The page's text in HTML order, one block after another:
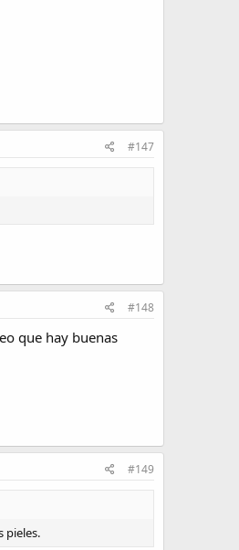
#147
#148
que hay buenas
#149
pieles.